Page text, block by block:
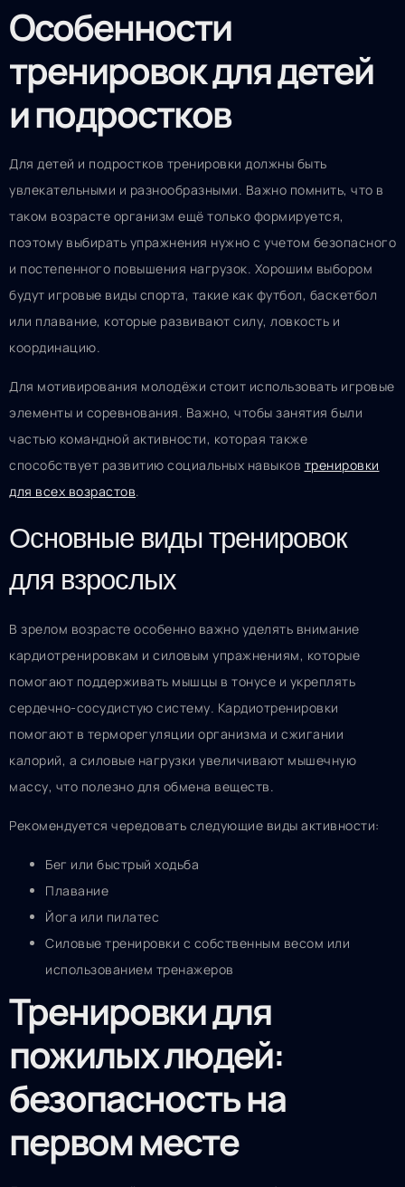
Особенности
тренировок для детей
и подростков
Для детей и подростков тренировки должны быть
увлекательными и разнообразными. Важно помнить, что в
таком возрасте организм ещё только формируется,
поэтому выбирать упражнения нужно с учетом безопасного
и постепенного повышения нагрузок. Хорошим выбором
будут игровые виды спорта, такие как футбол, баскетбол
или плавание, которые развивают силу, ловкость и
координацию.
Для мотивирования молодёжи стоит использовать игровые
элементы и соревнования. Важно, чтобы занятия были
частью командной активности, которая также
способствует развитию социальных навыков тренировки
для всех возрастов.
Основные виды тренировок
для взрослых
В зрелом возрасте особенно важно уделять внимание
кардиотренировкам и силовым упражнениям, которые
помогают поддерживать мышцы в тонусе и укреплять
сердечно-сосудистую систему. Кардиотренировки
помогают в терморегуляции организма и сжигании
калорий, а силовые нагрузки увеличивают мышечную
массу, что полезно для обмена веществ.
Рекомендуется чередовать следующие виды активности:
Бег или быстрый ходьба
Плавание
Йога или пилатес
Силовые тренировки с собственным весом или
использованием тренажеров
Тренировки для
пожилых людей:
безопасность на
первом месте